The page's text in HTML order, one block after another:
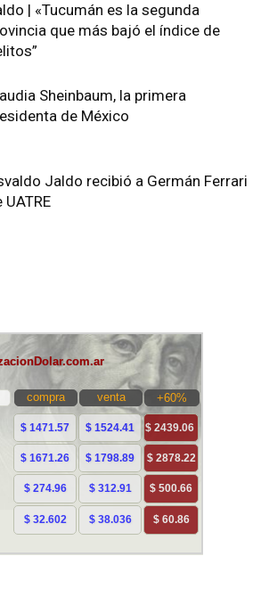
| «Tucumán es la segunda
que más bajó el índice de
Sheinbaum, la primera
de México
Jaldo recibió a Germán Ferrari
UATRE